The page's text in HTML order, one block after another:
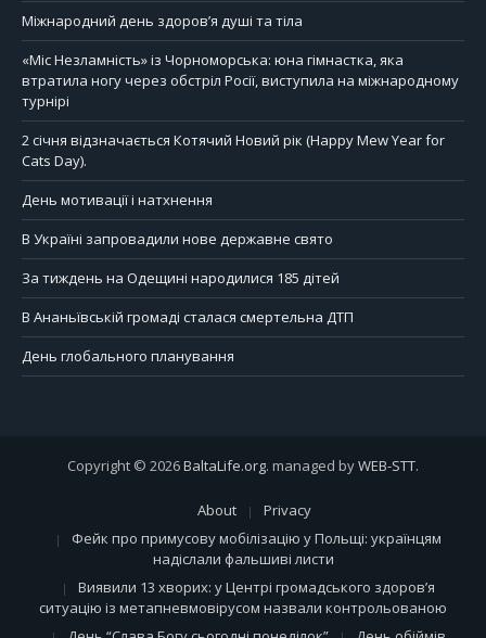
Міжнародний день здоров’я душі та тіла
«Міс Незламність» із Чорноморська: юна гімнастка, яка
втратила ногу через обстріл Росії, виступила на міжнародному
турнірі
2 січня відзначається Котячий Новий рік (Happy Mew Year for
Cats Day).
День мотивації і натхнення
В Україні запровадили нове державне свято
За тиждень на Одещині народилися 185 дітей
В Ананьївській громаді сталася смертельна ДТП
День глобального планування
Copyright © 2026BaltaLife.org. managed byWEB-STT.
About
Privacy
Фейк про примусову мобілізацію у Польщі: українцям
надіслали фальшиві листи
Виявили 13 хворих: у Центрі громадського здоров’я
ситуацію із метапневмовірусом назвали контрольованою